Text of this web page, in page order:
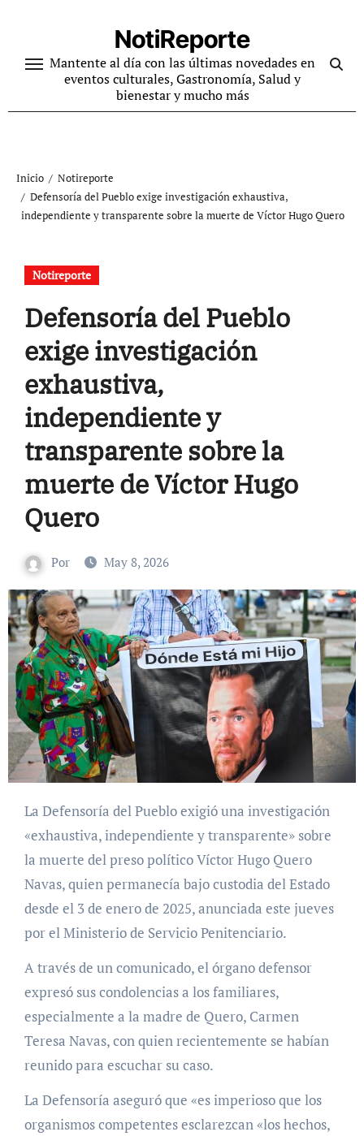
contenido
NotiReporte
Mantente al día con las últimas novedades en
eventos culturales, Gastronomía, Salud y
bienestar y mucho más
Inicio
Notireporte
Defensoría del Pueblo exige investigación exhaustiva,
independiente y transparente sobre la muerte de Víctor Hugo Quero
Notireporte
Defensoría del Pueblo
exige investigación
exhaustiva,
independiente y
transparente sobre la
muerte de Víctor Hugo
Quero
Por May 8, 2026
La Defensoría del Pueblo exigió una investigación
«exhaustiva, independiente y transparente» sobre
la muerte del preso político Víctor Hugo Quero
Navas, quien permanecía bajo custodia del Estado
desde el 3 de enero de 2025, anunciada este jueves
por el Ministerio de Servicio Penitenciario.
A través de un comunicado, el órgano defensor
expresó sus condolencias a los familiares,
especialmente a la madre de Quero, Carmen
Teresa Navas, con quien recientemente se habían
reunido para escuchar su caso.
La Defensoría aseguró que «es imperioso que los
organismos competentes esclarezcan «los hechos,